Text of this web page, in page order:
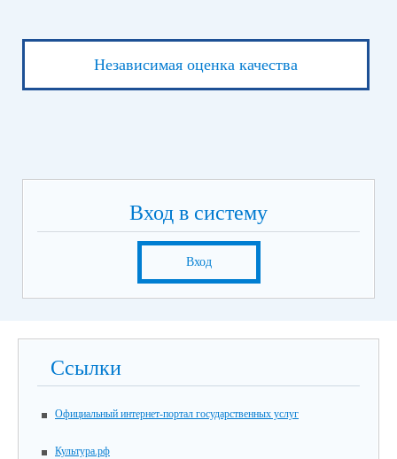
Независимая оценка качества
Вход в систему
Вход
Ссылки
Официальный интернет-портал государственных услуг
Культура.рф